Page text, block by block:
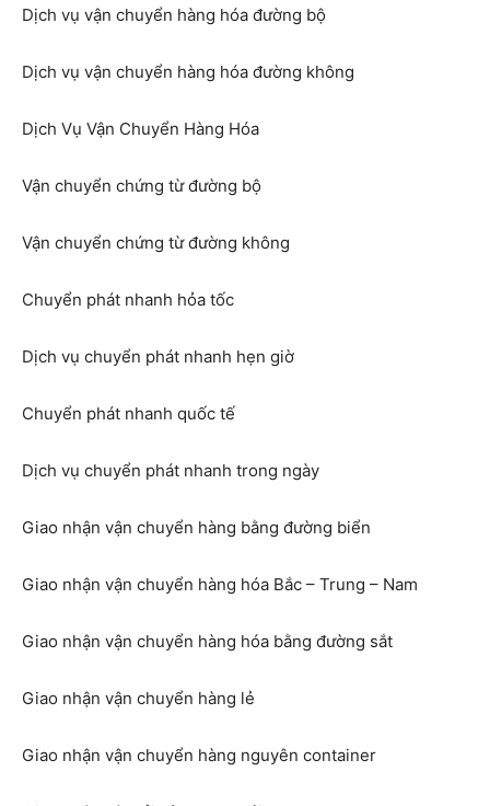
Dịch vụ vận chuyển hàng hóa đường bộ
Dịch vụ vận chuyển hàng hóa đường không
Dịch Vụ Vận Chuyển Hàng Hóa
Vận chuyển chứng từ đường bộ
Vận chuyển chứng từ đường không
Chuyển phát nhanh hỏa tốc
Dịch vụ chuyển phát nhanh hẹn giờ
Chuyển phát nhanh quốc tế
Dịch vụ chuyển phát nhanh trong ngày
Giao nhận vận chuyển hàng bằng đường biển
Giao nhận vận chuyển hàng hóa Bắc – Trung – Nam
Giao nhận vận chuyển hàng hóa bằng đường sắt
Giao nhận vận chuyển hàng lẻ
Giao nhận vận chuyển hàng nguyên container